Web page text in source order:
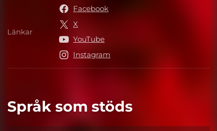
Länkar Länkar
Facebook
X
YouTube
Instagram
Språk som stöds